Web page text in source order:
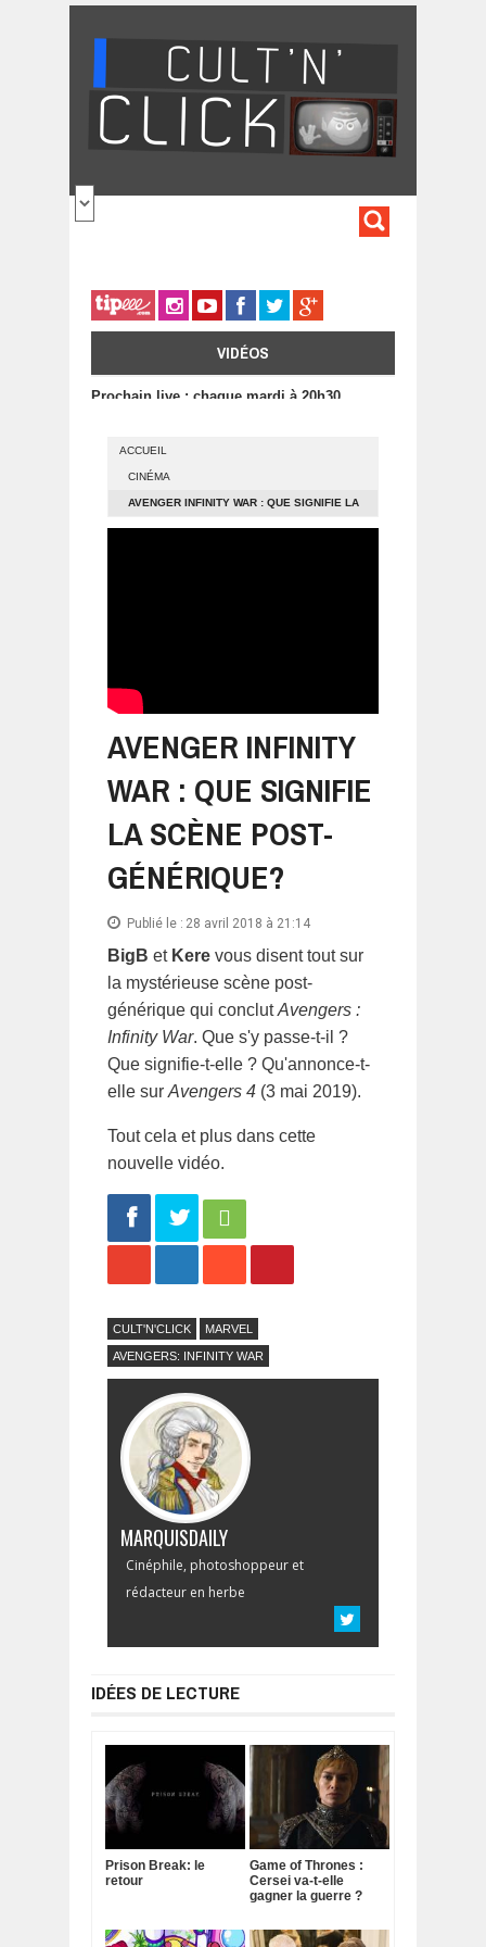
VIDÉOS
Prochain live : chaque mardi à 20h30
ACCUEIL
CINÉMA
AVENGER INFINITY WAR : QUE SIGNIFIE LA
SCÈNE POST-GÉNÉRIQUE?
AVENGER INFINITY
WAR : QUE SIGNIFIE
LA SCÈNE POST-
GÉNÉRIQUE?
Publié le : 28 avril 2018 à 21:14
BigB et Kere vous disent tout sur
la mystérieuse scène post-
générique qui conclutAvengers :
Infinity War. Que s'y passe-t-il ?
Que signifie-t-elle ? Qu'annonce-t-
elle sur Avengers 4 (3 mai 2019).
Tout cela et plus dans cette
nouvelle vidéo.
CULT'N'CLICK MARVEL
AVENGERS: INFINITY WAR
MARQUISDAILY
Cinéphile, photoshoppeur et
rédacteur en herbe
IDÉES DE LECTURE
Prison Break: le
retour
Game of Thrones :
Cersei va-t-elle
gagner la guerre ?